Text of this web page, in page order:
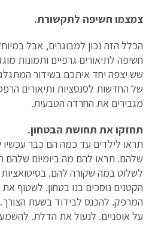
צמצמו חשיפה לתקשורת.
הכלל הזה נכון למבוגרים, אבל
חשיפה לתיאורים גרפיים ותמונות
שש יצפה יחד איתכם בשידור
של החדשות לסנסציות ותיאורים
מגבירים את החרדה הטבעית.
תחזקו את תחושת הבטחון.
תראו לילדים עד כמה הם כבר עכשיו
שלהם. תראו להם מה ביומיום שלהם
לשלוט במה שקורה להם.
הקטנים נוסכים בנו בטחון. לשטוף
המרפק. להכנס לבידוד בשעת
על אופניים. לנעול את הדלת.